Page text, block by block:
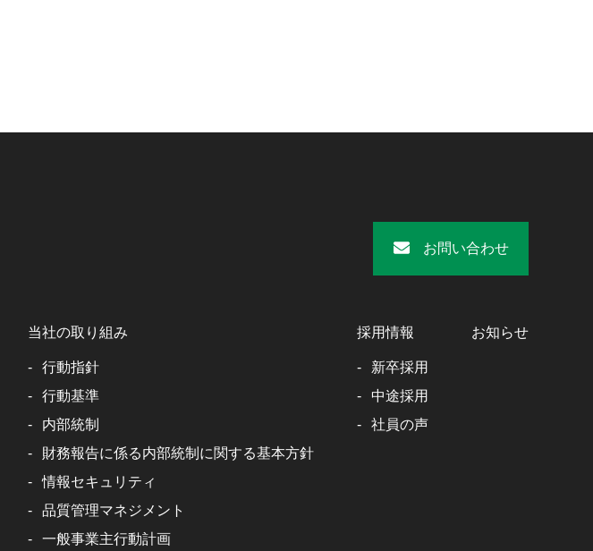
お問い合わせ
当社の取り組み
行動指針
行動基準
内部統制
財務報告に係る内部統制に関する基本方針
情報セキュリティ
品質管理マネジメント
一般事業主行動計画
採用情報
新卒採用
中途採用
社員の声
お知らせ